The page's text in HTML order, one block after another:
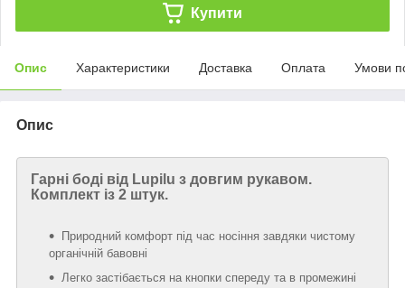
Купити
Опис Характеристики Доставка Оплата Умови
Опис
Гарні боді від Lupilu з довгим рукавом.
Комплект із 2 штук.
Природний комфорт під час носіння завдяки чистому
органічній бавовні
Легко застібається на кнопки спереду та в промежині